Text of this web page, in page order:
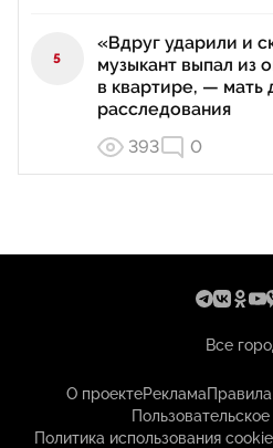
5
«Вдруг ударили и
музыкант выпал из
в квартире, — мать
расследования
393
0
Все
О проектеРеклама
Политика использования